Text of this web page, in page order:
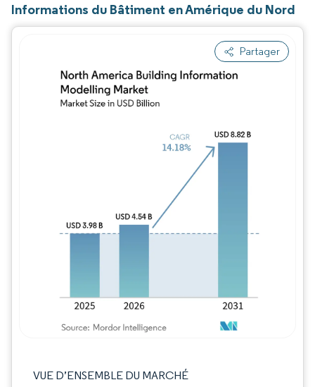
Informations du Bâtiment en Amérique du Nord
Partager
VUE D’ENSEMBLE DU MARCHÉ
Image © Mordor Intelligence. La